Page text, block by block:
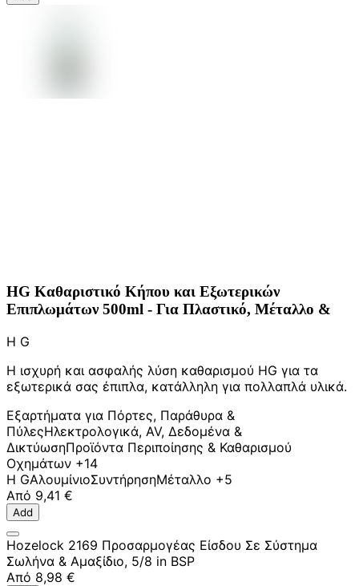
HG Καθαριστικό Κήπου και Εξωτερικών
Επιπλωμάτων 500ml - Για Πλαστικό, Μέταλλο &
H G
Η ισχυρή και ασφαλής λύση καθαρισμού HG για τα
εξωτερικά σας έπιπλα, κατάλληλη για πολλαπλά υλικά.
Εξαρτήματα για Πόρτες, Παράθυρα &
ΠύλεςΗλεκτρολογικά, AV, Δεδομένα &
ΔικτύωσηΠροϊόντα Περιποίησης & Καθαρισμού
Οχημάτων +14
H GΑλουμίνιοΣυντήρησηΜέταλλο +5
Από 9,41 €
Add
Hozelock 2169 Προσαρμογέας Είσδου Σε Σύστημα
Σωλήνα & Αμαξίδιο, 5/8 in BSP
Από 8,98 €